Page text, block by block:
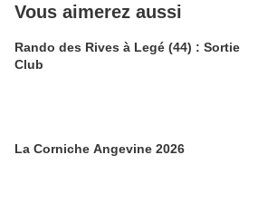
Vous aimerez aussi
Rando des Rives à Legé (44) : Sortie
Club
La Corniche Angevine 2026